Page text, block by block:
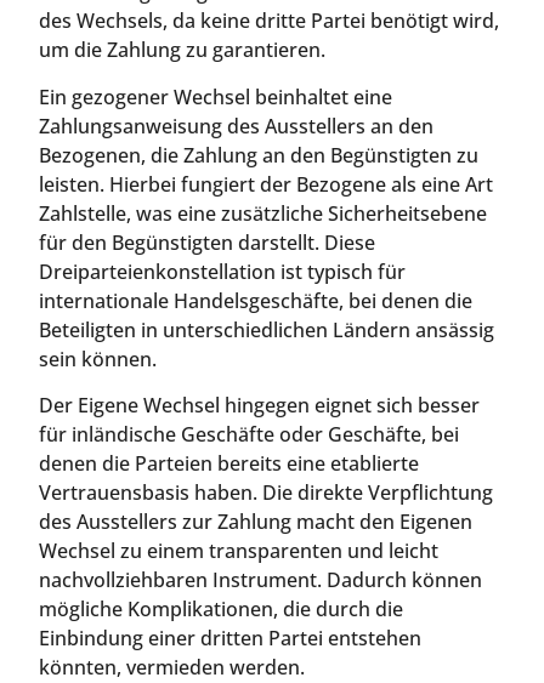
des Wechsels, da keine dritte Partei benötigt wird,
um die Zahlung zu garantieren.
Ein gezogener Wechsel beinhaltet eine
Zahlungsanweisung des Ausstellers an den
Bezogenen, die Zahlung an den Begünstigten zu
leisten. Hierbei fungiert der Bezogene als eine Art
Zahlstelle, was eine zusätzliche Sicherheitsebene
für den Begünstigten darstellt. Diese
Dreiparteienkonstellation ist typisch für
internationale Handelsgeschäfte, bei denen die
Beteiligten in unterschiedlichen Ländern ansässig
sein können.
Der Eigene Wechsel hingegen eignet sich besser
für inländische Geschäfte oder Geschäfte, bei
denen die Parteien bereits eine etablierte
Vertrauensbasis haben. Die direkte Verpflichtung
des Ausstellers zur Zahlung macht den Eigenen
Wechsel zu einem transparenten und leicht
nachvollziehbaren Instrument. Dadurch können
mögliche Komplikationen, die durch die
Einbindung einer dritten Partei entstehen
könnten, vermieden werden.